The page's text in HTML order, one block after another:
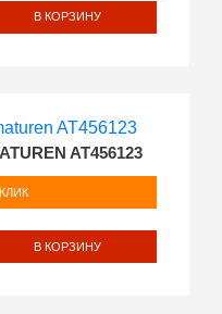
В КОРЗИНУ
AT456123
В КОРЗИНУ